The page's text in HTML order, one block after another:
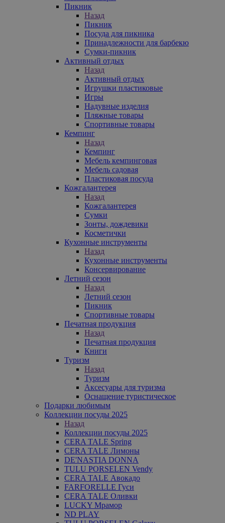
Пикник
Назад
Пикник
Посуда для пикника
Принадлежности для барбекю
Сумки-пикник
Активный отдых
Назад
Активный отдых
Игрушки пластиковые
Игры
Надувные изделия
Пляжные товары
Спортивные товары
Кемпинг
Назад
Кемпинг
Мебель кемпинговая
Мебель садовая
Пластиковая посуда
Кожгалантерея
Назад
Кожгалантерея
Сумки
Зонты, дождевики
Косметички
Кухонные инструменты
Назад
Кухонные инструменты
Консервирование
Летний сезон
Назад
Летний сезон
Пикник
Спортивные товары
Печатная продукция
Назад
Печатная продукция
Книги
Туризм
Назад
Туризм
Аксесуары для туризма
Оснащение туристическое
Подарки любимым
Коллекции посуды 2025
Назад
Коллекции посуды 2025
CERA TALE Spring
CERA TALE Лимоны
DE'NASTIA DONNA
TULU PORSELEN Vendy
CERA TALE Авокадо
FARFORELLE Гуси
CERA TALE Оливки
LUCKY Мрамор
ND PLAY